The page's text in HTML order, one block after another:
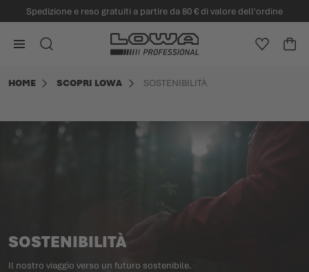
principale
Spedizione e reso gratuiti a partire da 80 € di valore dell'ordine
Vai alla Home Page
CERCA LISTA
HOME SCOPRI LOWA SOSTENIBILITÀ
SOSTENIBILITÀ
Il nostro viaggio verso un futuro sostenibile.